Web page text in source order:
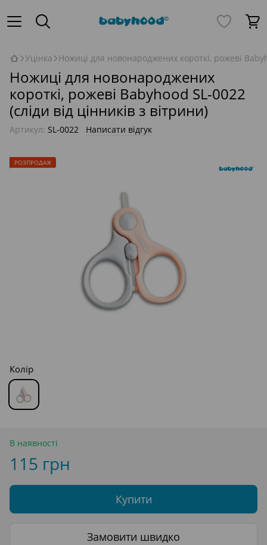
Уцінка Ножиці для новонароджених короткі, рожеві
Ножиці для новонароджених
короткі, рожеві Babyhood SL-0022
(сліди від цінників з вітрини)
Артикул: SL-0022 Написати відгук
РОЗПРОДАЖ
Колір
В наявності
115 грн
Купити
Замовити швидко